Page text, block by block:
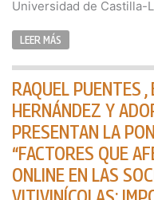
Universidad de Castilla-
LEER MÁS
RAQUEL PUENTES
HERNÁNDEZ Y
PRESENTAN LA
“FACTORES QUE
ONLINE EN LAS